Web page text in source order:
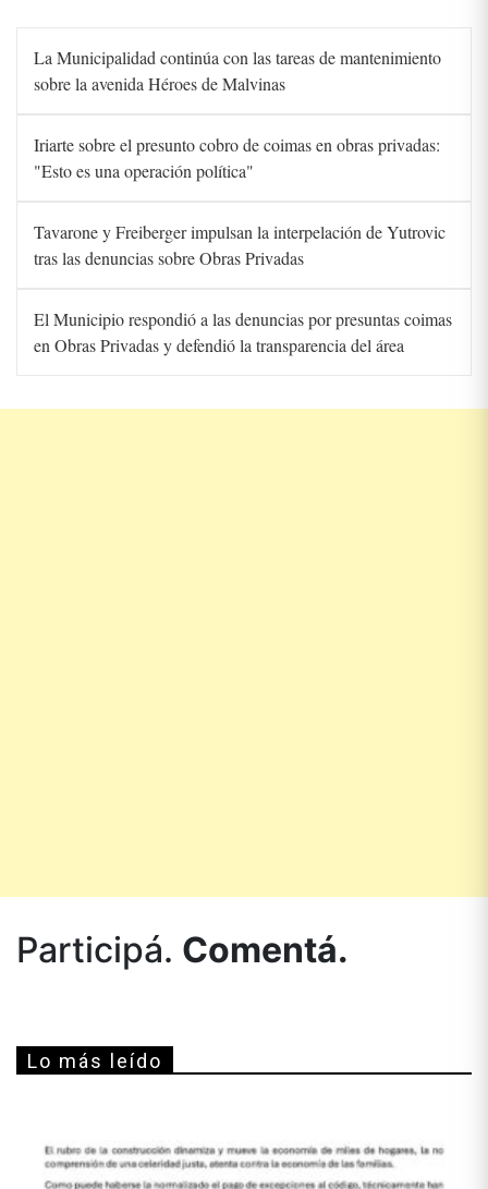
La Municipalidad continúa con las tareas de mantenimiento
sobre la avenida Héroes de Malvinas
Iriarte sobre el presunto cobro de coimas en obras privadas:
"Esto es una operación política"
Tavarone y Freiberger impulsan la interpelación de Yutrovic
tras las denuncias sobre Obras Privadas
El Municipio respondió a las denuncias por presuntas coimas
en Obras Privadas y defendió la transparencia del área
Participá. Comentá.
Lo más leído